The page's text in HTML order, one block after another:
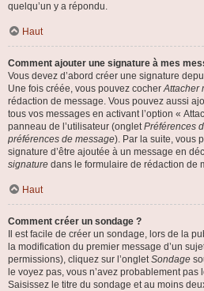
quelqu’un y a répondu.
Haut
Comment ajouter une signature à mes
Vous devez d’abord créer une signature
Une fois créée, vous pouvez cocherAttacher
rédaction de message. Vous pouvez aussi
tous vos messages en activant l’option «
panneau de l’utilisateur (ongletPréférences
préférences de message). Par la suite, vous
signature d’être ajoutée à un message en
signature dans le formulaire de rédaction de
Haut
Comment créer un sondage ?
Il est facile de créer un sondage, lors de la
la modification du premier message d’un
permissions), cliquez sur l’ongletSondage
le voyez pas, vous n’avez probablement
Saisissez le titre du sondage et au moins